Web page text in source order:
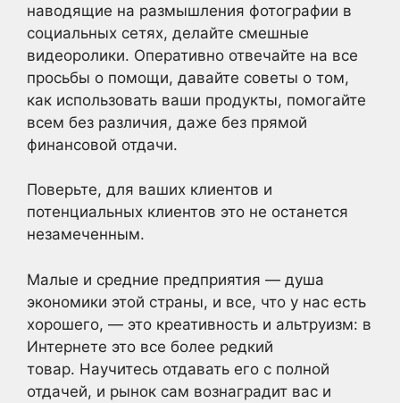
наводящие на размышления фотографии в
социальных сетях, делайте смешные
видеоролики. Оперативно отвечайте на все
просьбы о помощи, давайте советы о том,
как использовать ваши продукты, помогайте
всем без различия, даже без прямой
финансовой отдачи.
Поверьте, для ваших клиентов и
потенциальных клиентов это не останется
незамеченным.
Малые и средние предприятия — душа
экономики этой страны, и все, что у нас есть
хорошего, — это креативность и альтруизм: в
Интернете это все более редкий
товар. Научитесь отдавать его с полной
отдачей, и рынок сам вознаградит вас и